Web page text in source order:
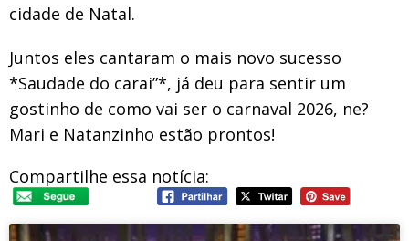
cidade de Natal.
Juntos eles cantaram o mais novo sucesso
*Saudade do carai”*, já deu para sentir um
gostinho de como vai ser o carnaval 2026, ne?
Mari e Natanzinho estão prontos!
Compartilhe essa notícia: